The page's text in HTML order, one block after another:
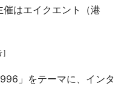
はエイクエント（港
」をテーマに、インタ